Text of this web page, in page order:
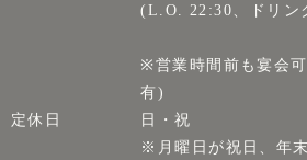
(L.O. 22:30、ドリン
※営業時間前も宴会
有)
定休日
日・祝
※月曜日が祝日、年